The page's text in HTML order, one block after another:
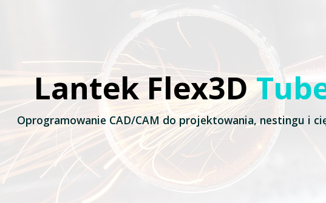
Lantek Flex3D
Oprogramowanie CAD/CAM do projektowania, nestingu i